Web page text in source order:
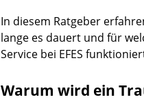
In diesem Ratgeber
lange es dauert und für
Service bei EFES
Warum wird ein